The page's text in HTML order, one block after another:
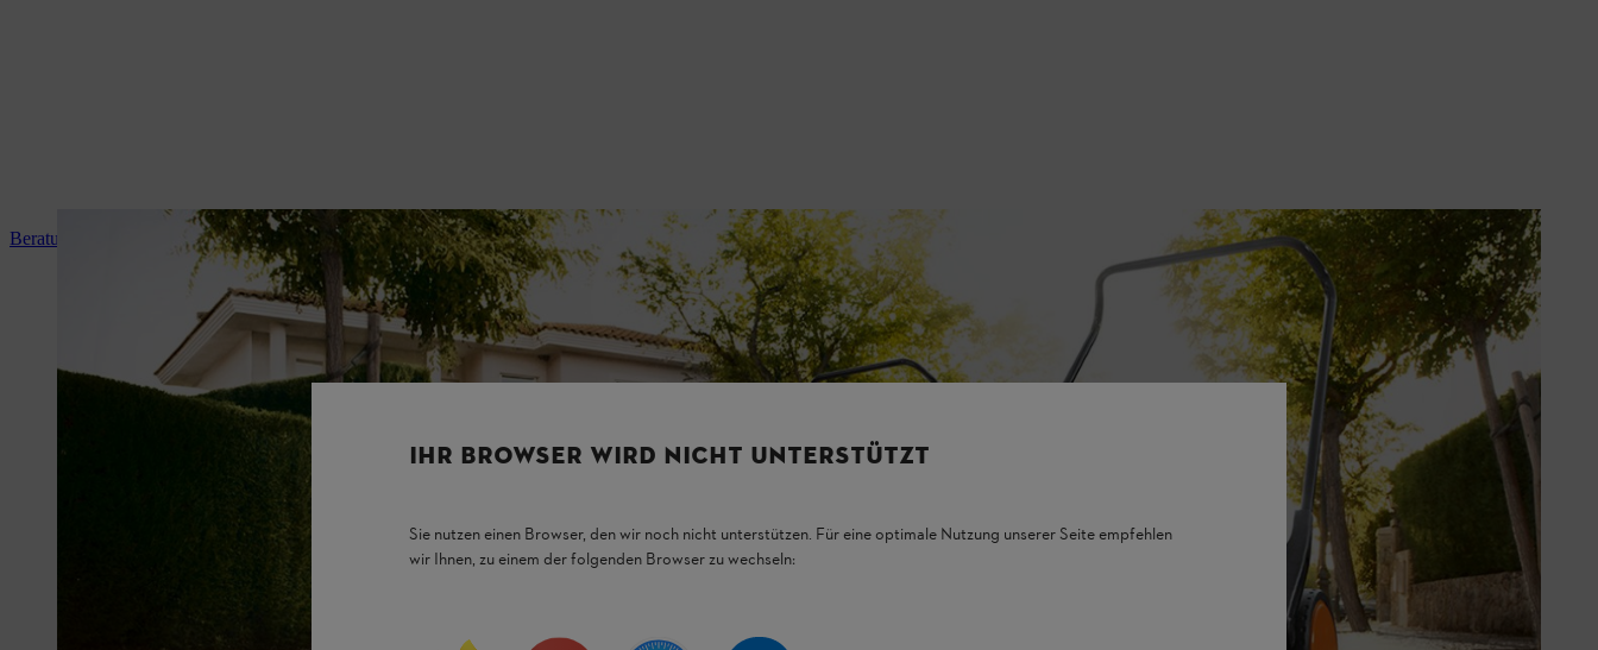
Beratung und Produkteinweisung
IHR BROWSER WIRD NICHT UNTERSTÜTZT
Sie nutzen einen Browser, den wir noch nicht unterstützen. Für eine optimale Nutzung unserer Seite empfehlen
wir Ihnen, zu einem der folgenden Browser zu wechseln: